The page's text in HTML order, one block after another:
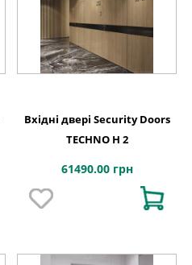
Вхідні двері Security Doors
TECHNO H 2
61490.00 грн